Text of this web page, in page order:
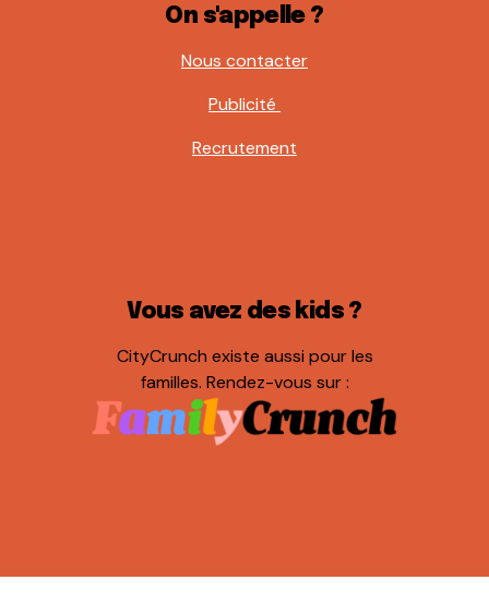
On s'appelle ?
Nous contacter
Publicité
Recrutement
Vous avez des kids ?
CityCrunch existe aussi pour les
familles. Rendez-vous sur :